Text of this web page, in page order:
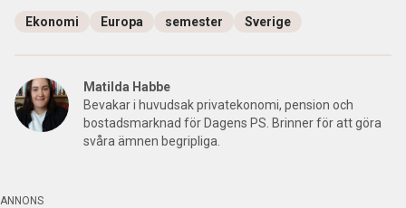
Ekonomi Europa semester Sverige
Matilda Habbe
Bevakar i huvudsak privatekonomi, pension och
bostadsmarknad för Dagens PS. Brinner för att göra
svåra ämnen begripliga.
ANNONS